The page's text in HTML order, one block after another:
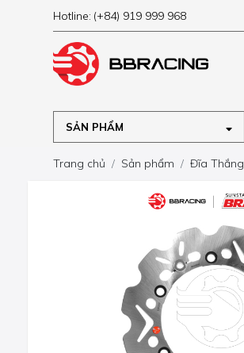
Hotline: (+84) 919 999 968
SẢN PHẨM
Trang chủ Sản phẩm Đĩa Thắng